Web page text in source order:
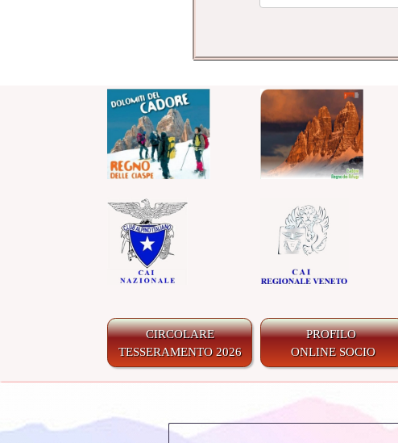
CIRCOLARE
TESSERAMENTO 2026
PROFILO
ONLINE SOCIO